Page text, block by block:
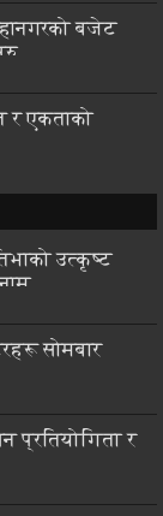
बजेट
र एकताको
उत्कृष्ट
सोमबार
प्रतियोगिता र